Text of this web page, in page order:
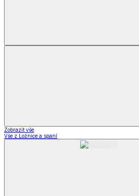
Zobrazit vše
Vše z Ložnice a spaní